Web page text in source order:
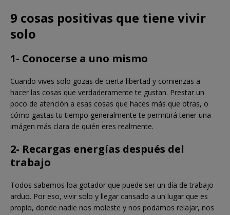
9 cosas positivas que tiene vivir
solo
1- Conocerse a uno mismo
Cuando vives solo gozas de cierta libertad y comienzas a
hacer las cosas que verdaderamente te gustan. Prestar un
poco de atención a esas cosas que haces más que otras, o
cómo gastas tu tiempo generalmente te permitirá tener una
imágen más clara de quién eres realmente.
2- Recargas energías después del
trabajo
Todos sabemos loa gotador que puede ser un día de trabajo
arduo. Por eso, vivir solo y llegar cansado a un lugar que es
propio, donde nadie nos moleste y nos podamos relajar, nos